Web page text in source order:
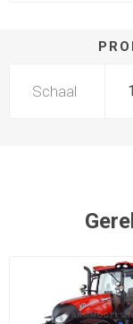
Schaal